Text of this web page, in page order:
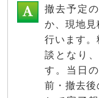
撤去予定
か、現地
行います
談となり
す。当日
前・撤去後